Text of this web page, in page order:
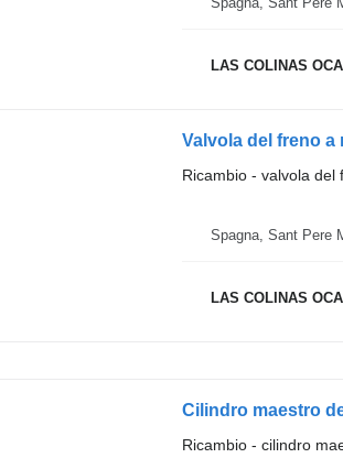
LAS COLINAS
Valvola del freno a
Ricambio - valvola del
Spagna, Sant Pere
LAS COLINAS
Cilindro maestro
Ricambio - cilindro